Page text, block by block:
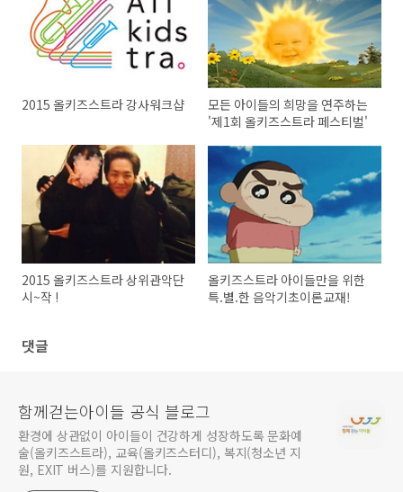
2015 올키즈스트라 강사워크샵
모든 아이들의 희망을 연주하는
'제1회 올키즈스트라 페스티벌'
2015 올키즈스트라 상위관악단
시~작 !
올키즈스트라 아이들만을 위한
특.별.한 음악기초이론교재!
댓글
함께걷는아이들 공식 블로그
환경에 상관없이 아이들이 건강하게 성장하도록 문화예
술(올키즈스트라), 교육(올키즈스터디), 복지(청소년 지
원, EXIT 버스)를 지원합니다.